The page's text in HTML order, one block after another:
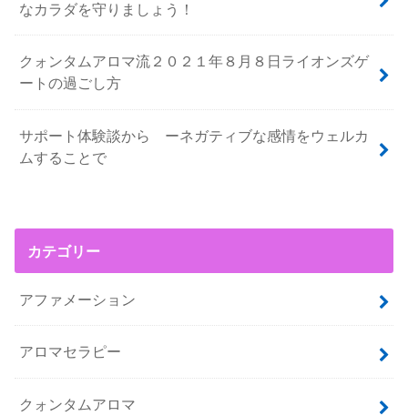
なカラダを守りましょう！
クォンタムアロマ流２０２１年８月８日ライオンズゲ
ートの過ごし方
サポート体験談から ーネガティブな感情をウェルカ
ムすることで
カテゴリー
アファメーション
アロマセラピー
クォンタムアロマ